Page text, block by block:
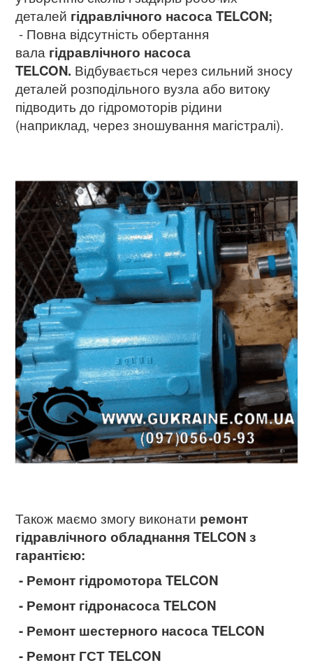
деталей гідравлічного насосаTELCON;
- Повна відсутність обертання
вала гідравлічного насоса
TELCON. Відбувається через сильний зносу
деталей розподільного вузла або витоку
підводить до гідромоторів рідини
(наприклад, через зношування магістралі).
Також маємо змогу виконати ремонт
гідравлічного обладнання TELCONз
гарантією:
- Ремонт гідромотора TELCON
- Ремонт гідронасоса TELCON
- Ремонт шестерного насоса TELCON
- Ремонт ГСТ TELCON